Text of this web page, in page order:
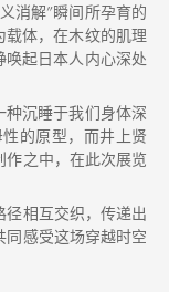
消解”瞬间所孕育的
载体，在木纹的肌理
唤起日本人内心深处
种沉睡于我们身体深
的原型，而井上贤
之中，在此次展览
相互交织，传递出
同感受这场穿越时空